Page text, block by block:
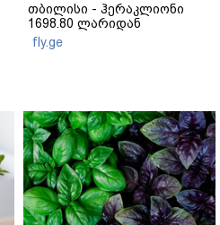
თბილისი - ჰერაკლიონი
1698.80 ლარიდან
fly.ge